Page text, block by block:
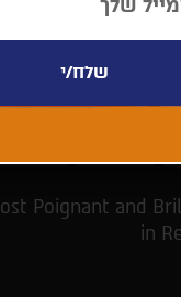
Poignant and
in